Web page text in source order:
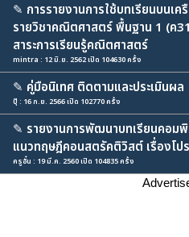
✎ การรายงานการใช้บทเรียนบนเค
รายวิชาคณิตศาสตร์ พื้นฐาน 1 (ค
สาระการเรียนรู้คณิตศาสตร์
mintra : 12 มิ.ย. 2562 เปิด 104630 ครั้ง
✎ คู่มือนิเทศ ติดตามและประเมินผล
ปุ๊ : 16 ก.ย. 2566 เปิด 102770 ครั้ง
✎ รายงานการพัฒนาบทเรียนคอม
แนวทฤษฎีคอนสตรัคติวิสต์ เรื่องโป
ครูอั๋น : 19 มี.ค. 2560 เปิด 104835 ครั้ง